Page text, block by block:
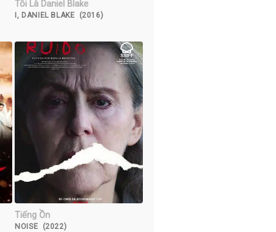
Tôi Là Daniel Blake
I, DANIEL BLAKE (2016)
Tiếng Ồn
NOISE (2022)